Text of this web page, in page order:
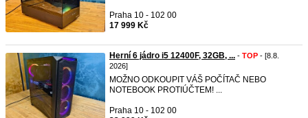
Praha 10 - 102 00
17 999 Kč
Herní 6 jádro i5 12400F, 32GB, ... - TOP - [8.8.
2026]
MOŽNO ODKOUPIT VÁŠ POČÍTAČ NEBO
NOTEBOOK PROTIÚČTEM! ...
Praha 10 - 102 00